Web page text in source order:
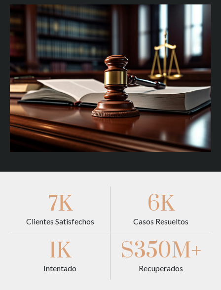
7K
Clientes Satisfechos
6K
Casos Resueltos
1K
Intentado
$350M+
Recuperados